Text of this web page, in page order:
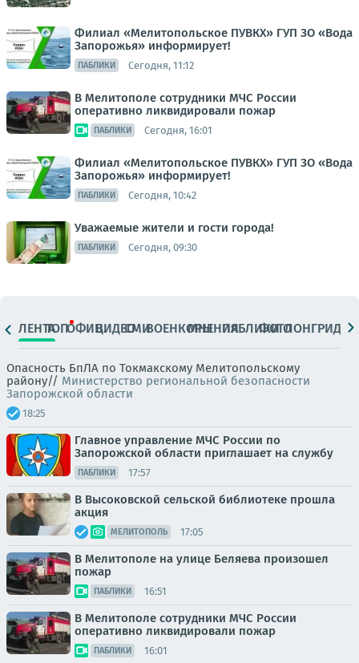
Филиал «Мелитопольское ПУВКХ» ГУП ЗО «Вода
Запорожья» информирует!
ПАБЛИКИ Сегодня, 11:12
В Мелитополе сотрудники МЧС России
оперативно ликвидировали пожар
ПАБЛИКИ Сегодня, 16:01
Филиал «Мелитопольское ПУВКХ» ГУП ЗО «Вода
Запорожья» информирует!
ПАБЛИКИ Сегодня, 10:42
Уважаемые жители и гости города!
ПАБЛИКИ Сегодня, 09:30
ЛЕНТАТОПОФИЦ.ВИДЕОСМИВОЕНКОРЫМНЕНИЯПАБЛИКИ
ФОТОЛОНГРИДЫ
Опасность БпЛА по Токмакскому Мелитопольскому
району// Министерство региональной безопасности
Запорожской области
18:25
Главное управление МЧС России по
Запорожской области приглашает на службу
ПАБЛИКИ 17:57
В Высоковской сельской библиотеке прошла
акция
МЕЛИТОПОЛЬ 17:05
В Мелитополе на улице Беляева произошел
пожар
ПАБЛИКИ 16:51
В Мелитополе сотрудники МЧС России
оперативно ликвидировали пожар
ПАБЛИКИ 16:01